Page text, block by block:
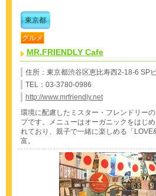
東京都
グルメ
MR.FRIENDLY Cafe
住所：東京都渋谷区恵比寿西2-18-6 SP
TEL：03-3780-0986
http://www.mrfriendly.net
環境に配慮したミスター・フレンドリー
プです。メニューはオーガニックをはじ
れており、親子で一緒に楽しめる「
富。